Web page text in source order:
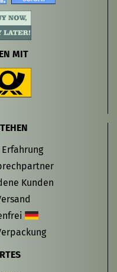
MIT
Kunden